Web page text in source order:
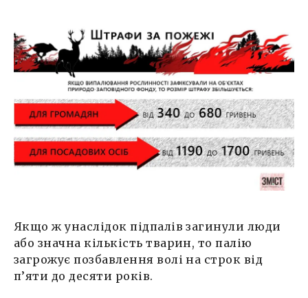
Якщо ж унаслідок підпалів загинули люди
або значна кількість тварин, то палію
загрожує позбавлення волі на строк від
п’яти до десяти років.